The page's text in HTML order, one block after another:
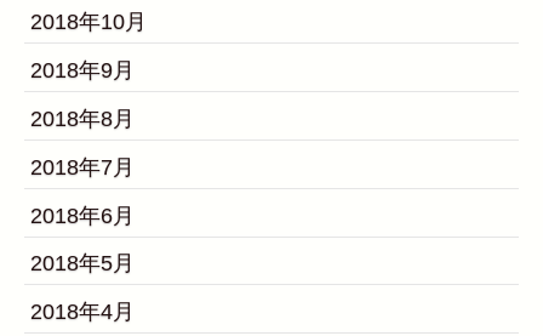
2018年10月
2018年9月
2018年8月
2018年7月
2018年6月
2018年5月
2018年4月